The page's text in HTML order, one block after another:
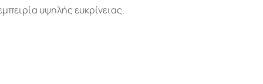
υψηλής ευκρίνειας.